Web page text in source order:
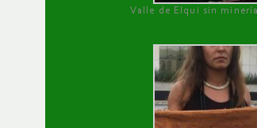
Valle de Elqui sin